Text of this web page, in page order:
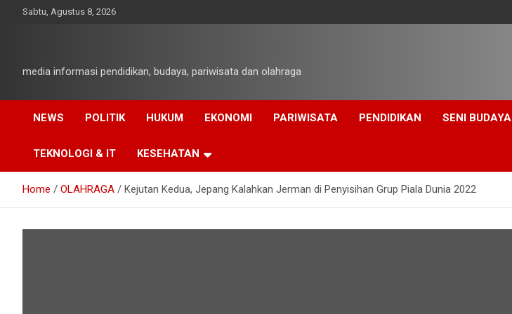
Sabtu, Agustus 8, 2026
media informasi pendidikan, budaya, pariwisata dan olahraga
NEWS POLITIK HUKUM EKONOMI PARIWISATA PENDIDIKAN SENI BUDAYA
TEKNOLOGI & IT KESEHATAN
Home OLAHRAGA Kejutan Kedua, Jepang Kalahkan Jerman di Penyisihan Grup Piala Dunia 2022